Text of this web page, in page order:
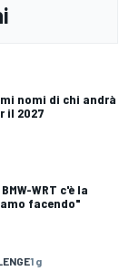
nomi di chi andrà
il 2027
WRT c'è la
facendo"
1 g